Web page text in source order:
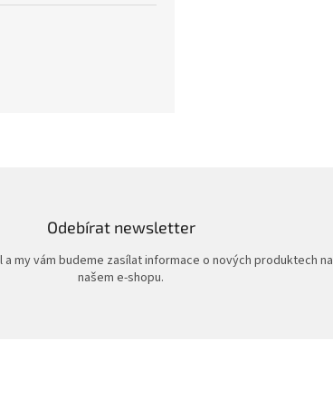
Odebírat newsletter
a my vám budeme zasílat informace o nových produktech na
našem e-shopu.